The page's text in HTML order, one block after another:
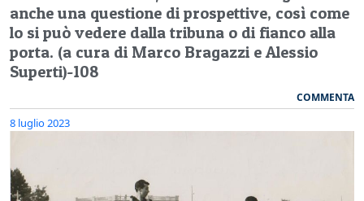
anche una questione di prospettive, così come
lo si può vedere dalla tribuna o di fianco alla
porta. (a cura di Marco Bragazzi e Alessio
Superti)-108
COMMENTA
8 luglio 2023